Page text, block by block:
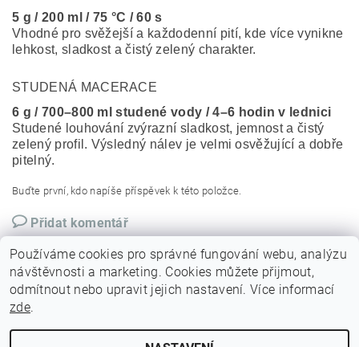
5 g / 200 ml / 75 °C / 60 s
Vhodné pro svěžejší a každodenní pití, kde více vynikne
lehkost, sladkost a čistý zelený charakter.
STUDENÁ MACERACE
6 g / 700–800 ml studené vody / 4–6 hodin v lednici
Studené louhování zvýrazní sladkost, jemnost a čistý
zelený profil. Výsledný nálev je velmi osvěžující a dobře
pitelný.
Buďte první, kdo napíše příspěvek k této položce.
Přidat komentář
Používáme cookies pro správné fungování webu, analýzu
návštěvnosti a marketing. Cookies můžete přijmout,
odmítnout nebo upravit jejich nastavení. Více informací
zde.